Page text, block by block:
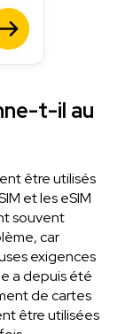
t-il au
être utilisés
et les eSIM
souvent
car
exigences
a depuis été
de cartes
être utilisées